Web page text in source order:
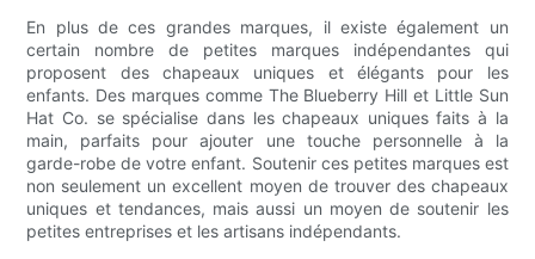
En plus de ces grandes marques, il existe également un
certain nombre de petites marques indépendantes qui
proposent des chapeaux uniques et élégants pour les
enfants. Des marques comme The Blueberry Hill et Little Sun
Hat Co. se spécialise dans les chapeaux uniques faits à la
main, parfaits pour ajouter une touche personnelle à la
garde-robe de votre enfant. Soutenir ces petites marques est
non seulement un excellent moyen de trouver des chapeaux
uniques et tendances, mais aussi un moyen de soutenir les
petites entreprises et les artisans indépendants.